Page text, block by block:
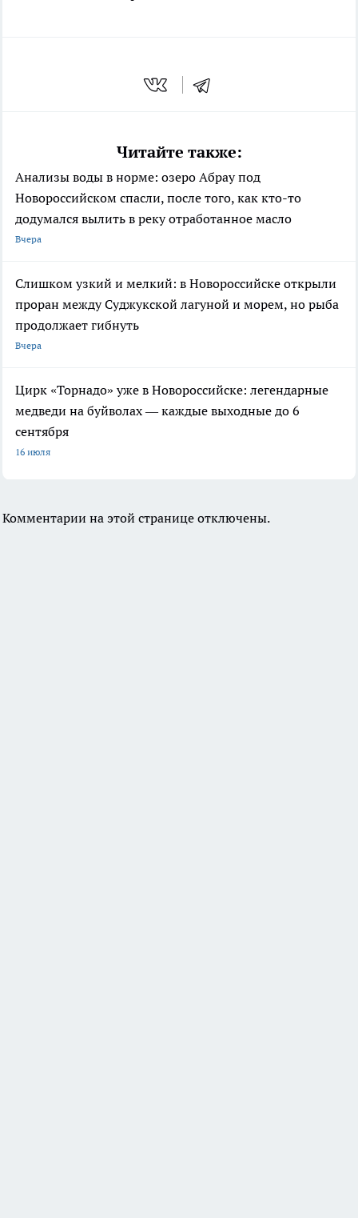
Читайте также:
Анализы воды в норме: озеро Абрау под
Новороссийском спасли, после того, как кто-то
додумался вылить в реку отработанное масло
Вчера
Слишком узкий и мелкий: в Новороссийске открыли
проран между Суджукской лагуной и морем, но рыба
продолжает гибнуть
Вчера
Цирк «Торнадо» уже в Новороссийске: легендарные
медведи на буйволах — каждые выходные до 6
сентября
16 июля
Комментарии на этой странице отключены.